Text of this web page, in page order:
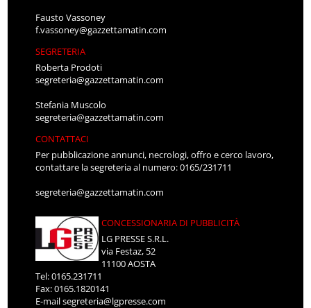
Fausto Vassoney
f.vassoney@gazzettamatin.com
SEGRETERIA
Roberta Prodoti
segreteria@gazzettamatin.com
Stefania Muscolo
segreteria@gazzettamatin.com
CONTATTACI
Per pubblicazione annunci, necrologi, offro e cerco lavoro,
contattare la segreteria al numero: 0165/231711
segreteria@gazzettamatin.com
CONCESSIONARIA DI PUBBLICITÀ
LG PRESSE S.R.L.
via Festaz, 52
11100 AOSTA
Tel: 0165.231711
Fax: 0165.1820141
E-mailsegreteria@lgpresse.com